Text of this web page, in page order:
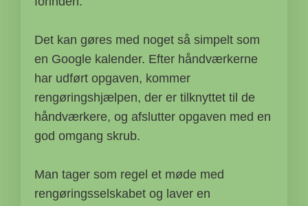
Det kan gøres med noget så simpelt som
en Google kalender. Efter håndværkerne
har udført opgaven, kommer
rengøringshjælpen, der er tilknyttet til de
håndværkere, og afslutter opgaven med en
god omgang skrub.
Man tager som regel et møde med
rengøringsselskabet og laver en